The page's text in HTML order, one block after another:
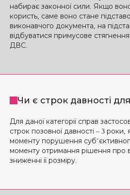
набирає законної сили. Якщо
користь, саме воно стане
виконавчого документа, на
відбуватися примусове
ДВС.
Чи є строк давності
Для даної категорії справ
строк позовної давності – 3
моменту порушення
моменту отримання рішення про
зниженні її розміру.